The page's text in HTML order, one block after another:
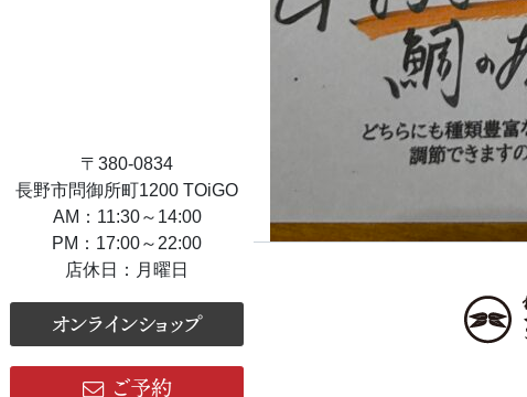
〒380-0834
長野市問御所町1200 TOiGO
AM：11:30～14:00
PM：17:00～22:00
店休日：月曜日
オンラインショップ
ご予約